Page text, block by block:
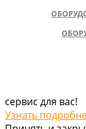
сервис для вас!
Узнать